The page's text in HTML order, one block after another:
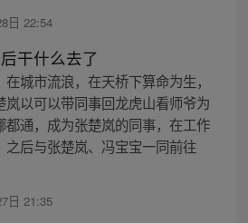
日 22:54
干什么去了
城市流浪，在天桥下算命为生，
岚以可以带同事回龙虎山看师爷为
都通，成为张楚岚的同事，在工作
之后与张楚岚、冯宝宝一同前往
日 21:35